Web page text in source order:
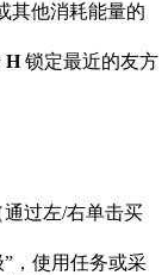
其他消耗能量的
H锁定最近的友方
通过左/右单击买
”，使用任务或采